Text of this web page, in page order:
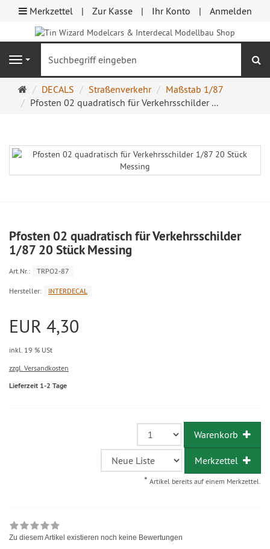
Merkzettel Zur Kasse Ihr Konto Anmelden
Navigation
Startseite
DECALS Straßenverkehr
Maßstab 1/87
Pfosten 02 quadratisch für Verkehrsschilder ...
Pfosten 02 quadratisch für Verkehrsschilder
1/87 20 Stück Messing
Art.Nr.: TRPO2-87
Hersteller: INTERDECAL
EUR 4,30
inkl. 19 % USt
zzgl. Versandkosten
Lieferzeit 1-2 Tage
Warenkorb
Merkzettel
* Artikel bereits auf einem Merkzettel.
Zu diesem Artikel existieren noch keine Bewertungen